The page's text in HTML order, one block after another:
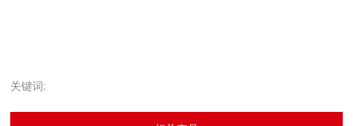
关键词: